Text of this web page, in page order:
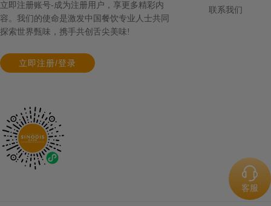
规格: 12盒×970克 / 箱
欧福非笼养巴氏杀菌蛋白液
规格: 4块×2.5千克 / 箱
立即注册账号-成为注册用户，享更多精彩内
容。我们的使命是激发中国餐饮专业人士共同
探索世界甄味，携手共创舌尖美味!
立即注册/登录
联系我们
客服